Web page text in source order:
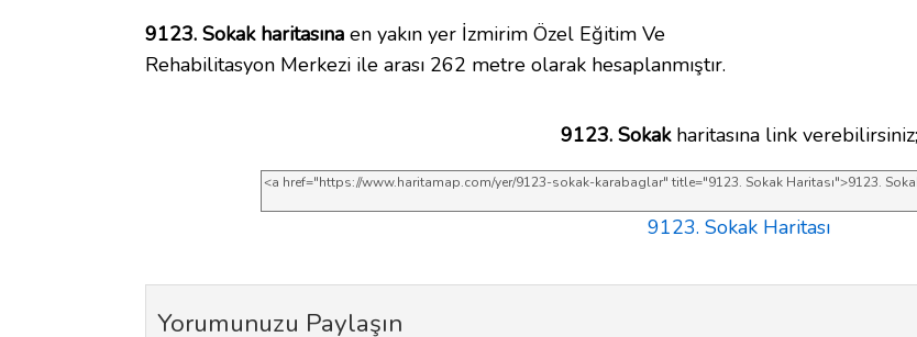
9123. Sokak haritasına en yakın yer İzmirim Özel Eğitim Ve
Rehabilitasyon Merkezi ile arası 262 metre olarak hesaplanmıştır.
9123. Sokakharitasına link verebilirsiniz;
9123. Sokak Haritası
Yorumunuzu Paylaşın